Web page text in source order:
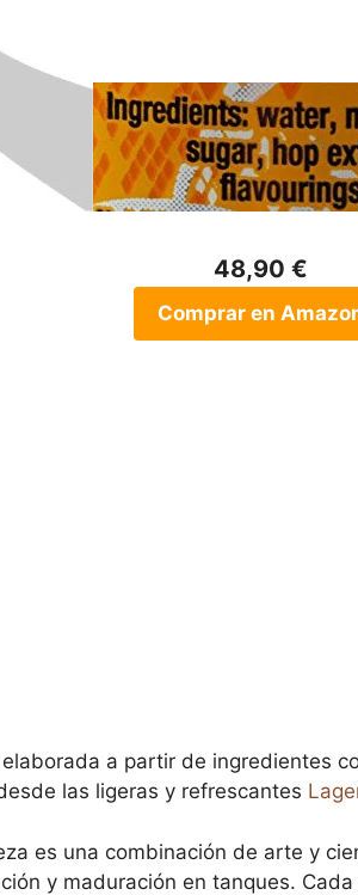
48,90 €
Comprar en
a partir de ingredientes
las ligeras y refrescantes
es una combinación de arte y
y maduración en tanques.